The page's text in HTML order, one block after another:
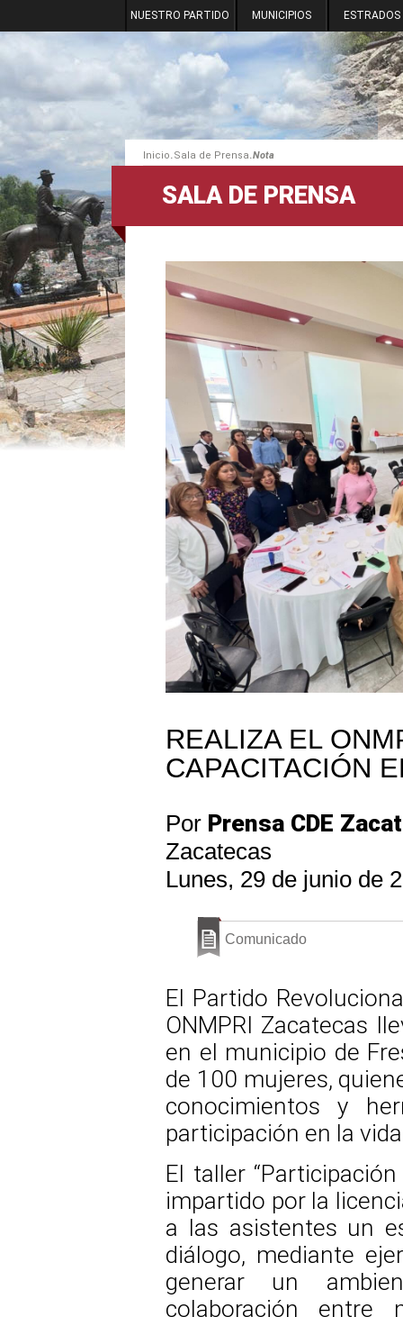
NUESTRO PARTIDO MUNICIPIOS ESTRADOS
Inicio.Sala de Prensa.Nota
SALA DE PRENSA
REALIZA EL
CAPACITACIÓN
Por Prensa CDE
Zacatecas
Lunes, 29 de junio de
Comunicado
El Partido
ONMPRI Zacatecas
en el municipio de
de 100 mujeres,
conocimientos y
participación en la
El taller
impartido por la
a las asistentes un
diálogo, mediante
generar un
colaboración entre